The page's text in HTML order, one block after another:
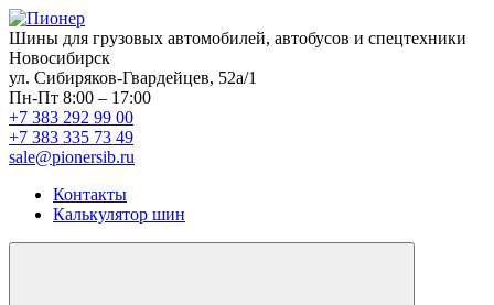
Шины для грузовых автомобилей, автобусов и спецтехники
Новосибирск
ул. Сибиряков-Гвардейцев, 52а/1
Пн-Пт 8:00 – 17:00
+7 383 292 99 00
+7 383 335 73 49
sale@pionersib.ru
Контакты
Калькулятор шин